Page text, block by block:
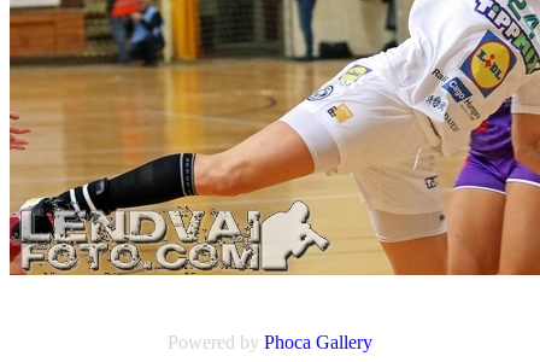
Powered by Phoca Gallery